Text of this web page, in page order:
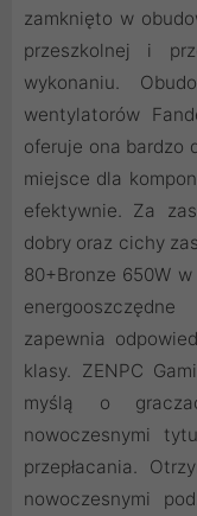
zamknięto w
przeszkolnej i
wykonaniu.
wentylatorów
oferuje ona bardzo
miejsce dla
efektywnie. Za
dobry oraz cichy
80+Bronze 650W
zapewnia
klasy. ZENPC
myślą o
nowoczesnymi
przepłacania.
nowoczesnymi